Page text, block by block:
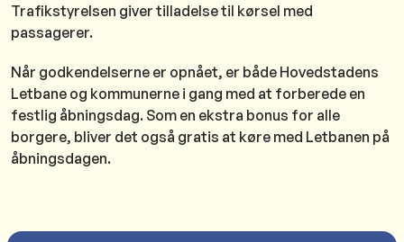
Trafikstyrelsen giver tilladelse til kørsel med
passagerer.
Når godkendelserne er opnået, er både Hovedstadens
Letbane og kommunerne i gang med at forberede en
festlig åbningsdag. Som en ekstra bonus for alle
borgere, bliver det også gratis at køre med Letbanen på
åbningsdagen.